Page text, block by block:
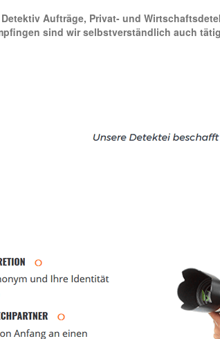
Aufträge, Privat- und
sind wir selbstverständlich auch